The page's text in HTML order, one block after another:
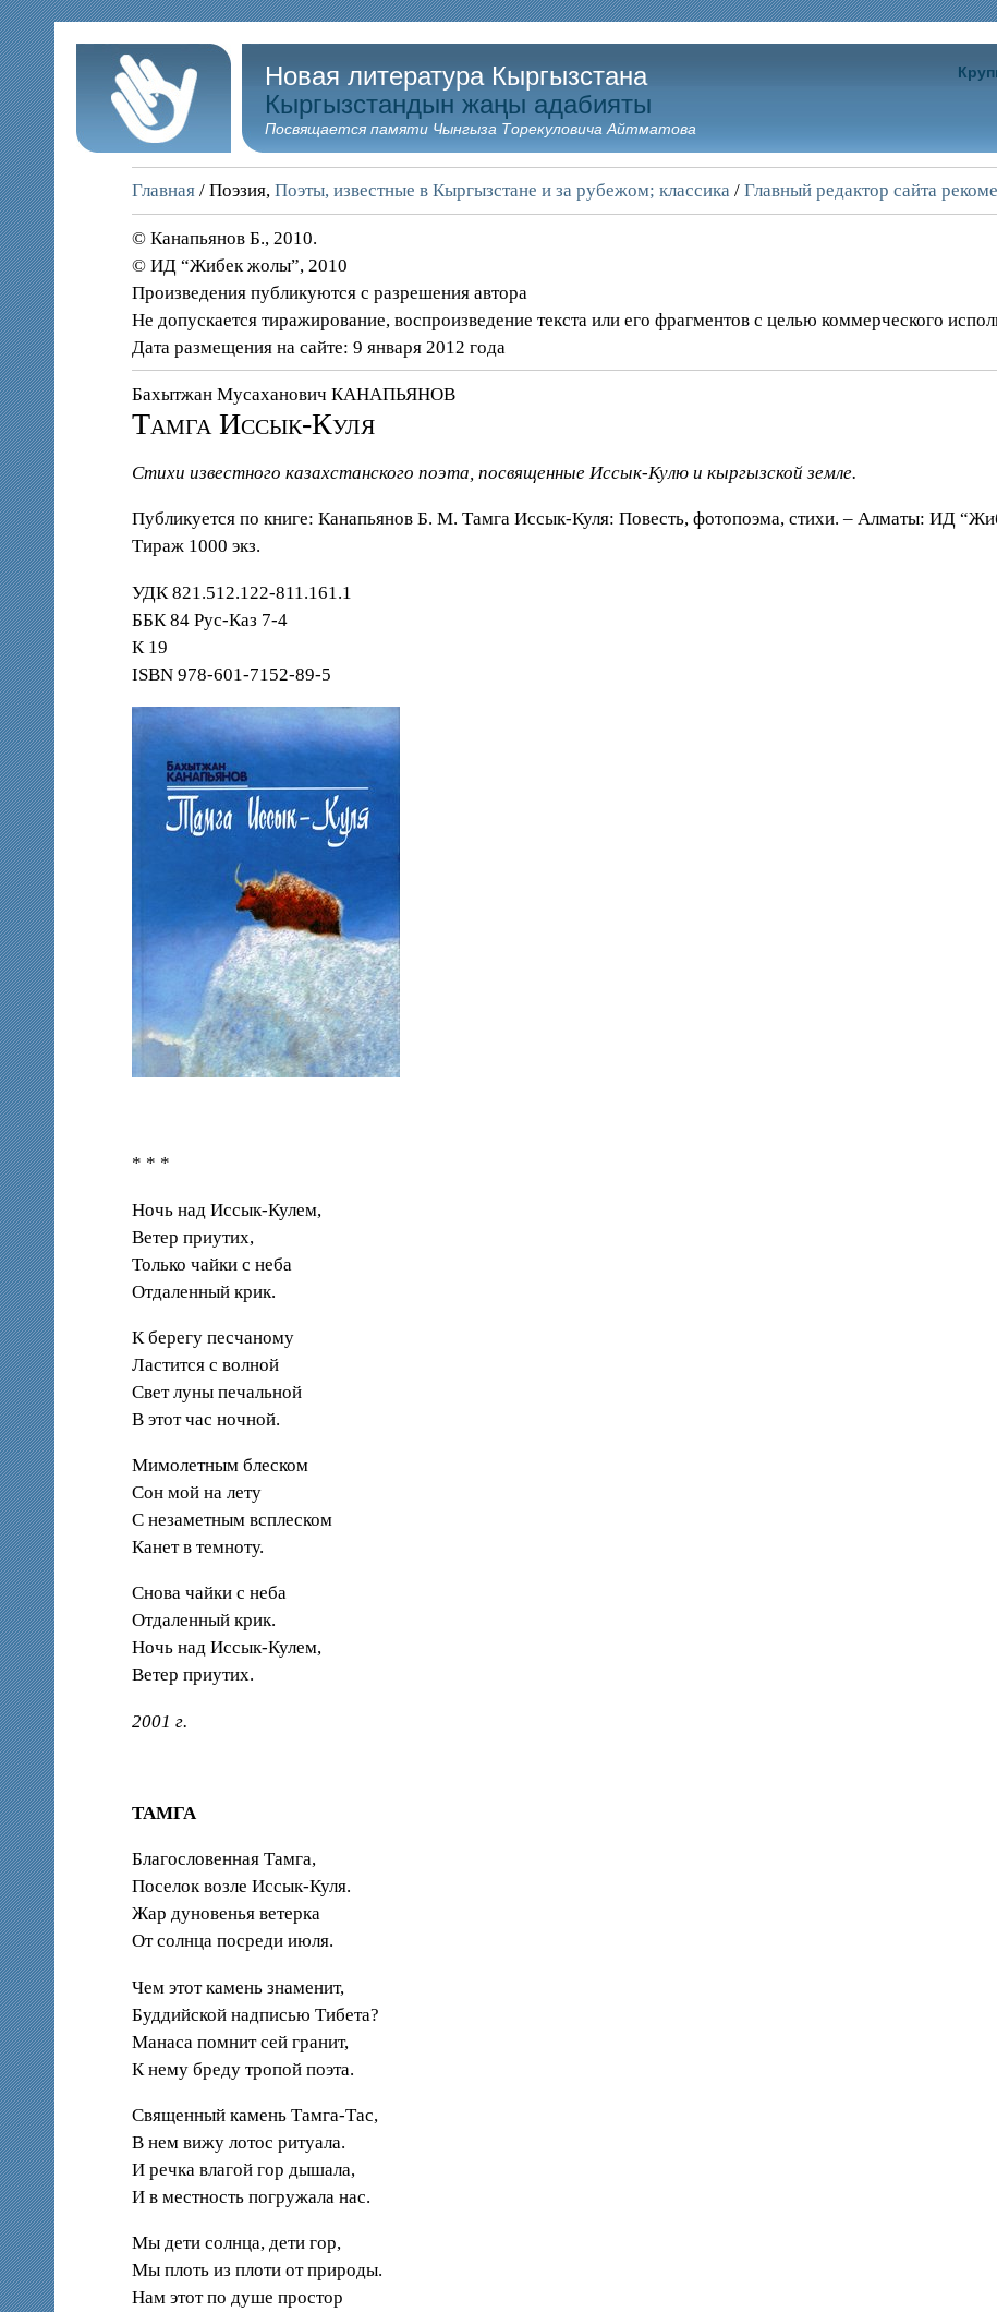
Новая литература Кыргызстана
Кыргызстандын жаңы адабияты
Посвящается памяти Чынгыза Торекуловича Айтматова
Главная / Поэзия,Поэты, известные в Кыргызстане и за рубежом; классика /Главный редактор сайта
© Канапьянов Б., 2010.
© ИД “Жибек жолы”, 2010
Произведения публикуются с разрешения автора
Не допускается тиражирование, воспроизведение текста или его фрагментов с целью коммерческого
Дата размещения на сайте: 9 января 2012 года
Бахытжан Мусаханович КАНАПЬЯНОВ
Тамга Иссык-Куля
Стихи известного казахстанского поэта, посвященные Иссык-Кулю и кыргызской земле.
Публикуется по книге: Канапьянов Б. М. Тамга Иссык-Куля: Повесть, фотопоэма, стихи. – Алматы: ИД
Тираж 1000 экз.
УДК 821.512.122-811.161.1
ББК 84 Рус-Каз 7-4
К 19
ISBN 978-601-7152-89-5
* * *
Ночь над Иссык-Кулем,
Ветер приутих,
Только чайки с неба
Отдаленный крик.
К берегу песчаному
Ластится с волной
Свет луны печальной
В этот час ночной.
Мимолетным блеском
Сон мой на лету
С незаметным всплеском
Канет в темноту.
Снова чайки с неба
Отдаленный крик.
Ночь над Иссык-Кулем,
Ветер приутих.
2001 г.
ТАМГА
Благословенная Тамга,
Поселок возле Иссык-Куля.
Жар дуновенья ветерка
От солнца посреди июля.
Чем этот камень знаменит,
Буддийской надписью Тибета?
Манаса помнит сей гранит,
К нему бреду тропой поэта.
Священный камень Тамга-Тас,
В нем вижу лотос ритуала.
И речка влагой гор дышала,
И в местность погружала нас.
Мы дети солнца, дети гор,
Мы плоть из плоти от природы.
Нам этот по душе простор